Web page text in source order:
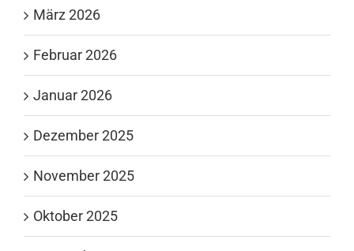
März 2026
Februar 2026
Januar 2026
Dezember 2025
November 2025
Oktober 2025